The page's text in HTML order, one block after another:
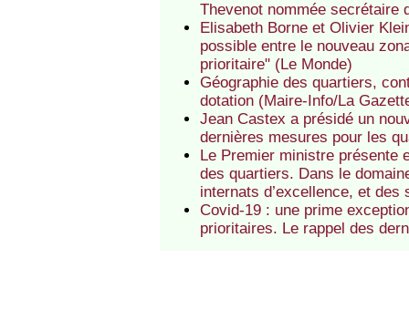
Thevenot nommée secrétaire
Elisabeth Borne et Olivier
possible entre le nouveau
prioritaire" (Le Monde)
Géographie des quartiers,
dotation (Maire-Info/La
Jean Castex a présidé un
dernières mesures pour les
Le Premier ministre présente
des quartiers. Dans le
internats d’excellence, et
Covid-19 : une prime
prioritaires. Le rappel des